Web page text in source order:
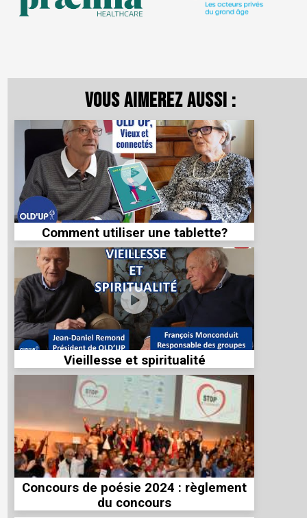
Vous aimerez aussi :
Comment utiliser une tablette?
Vieillesse et spiritualité
Concours de poésie 2024 : règlement
du concours